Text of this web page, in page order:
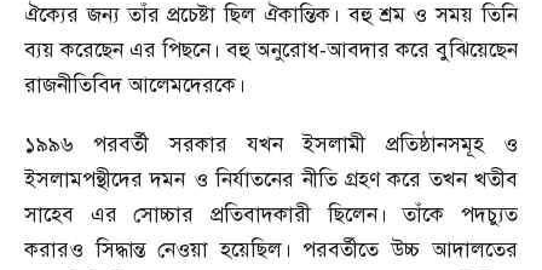
ঐক্যের জন্য তাঁর প্রচেষ্টা ছিল ঐকান্তিক। বহু শ্রম ও সময় তিনি
ব্যয় করেছেন এর পিছনে। বহু অনুরোধ-আবদার করে বুঝিয়েছেন
রাজনীতিবিদ আলেমদেরকে।
১৯৯৬ পরবর্তী সরকার যখন ইসলামী প্রতিষ্ঠানসমূহ ও
ইসলামপন্থীদের দমন ও নির্যাতনের নীতি গ্রহণ করে তখন খতীব
সাহেব এর সোচ্চার প্রতিবাদকারী ছিলেন। তাঁকে পদচ্যুত
করারও সিদ্ধান্ত নেওয়া হয়েছিল। পরবর্তীতে উচ্চ আদালতের